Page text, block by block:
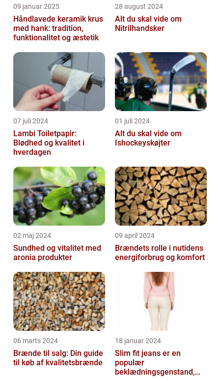
09 januar 2025
Håndlavede keramik krus
med hank: tradition,
funktionalitet og æstetik
28 august 2024
Alt du skal vide om
Nitrilhandsker
07 juli 2024
Lambi Toiletpapir:
Blødhed og kvalitet i
hverdagen
01 juli 2024
Alt du skal vide om
Ishockeyskøjter
02 maj 2024
Sundhed og vitalitet med
aronia produkter
09 april 2024
Brændets rolle i nutidens
energiforbrug og komfort
06 marts 2024
Brænde til salg: Din guide
til køb af kvalitetsbrænde
18 januar 2024
Slim fit jeans er en
populær
beklædningsgenstand,